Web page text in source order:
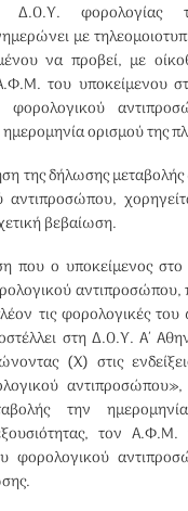
Δ.Ο.Υ. φορολογίας
με
να προβεί, με
του υποκείμενου
φορολογικού
ημερομηνία ορισμού της
της δήλωσης μεταβολής
βεβαίωση.
που ο υποκείμενος στο
αντιπροσώπου,
τις φορολογικές
στη Δ.Ο.Υ. Α΄
(Χ) στις
την
τον Α.Φ.Μ.
φορολογικού